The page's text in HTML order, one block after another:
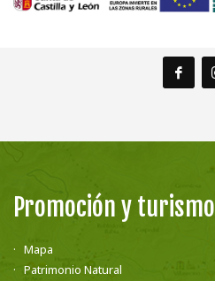
Promoción y turismo
Mapa
Patrimonio Natural